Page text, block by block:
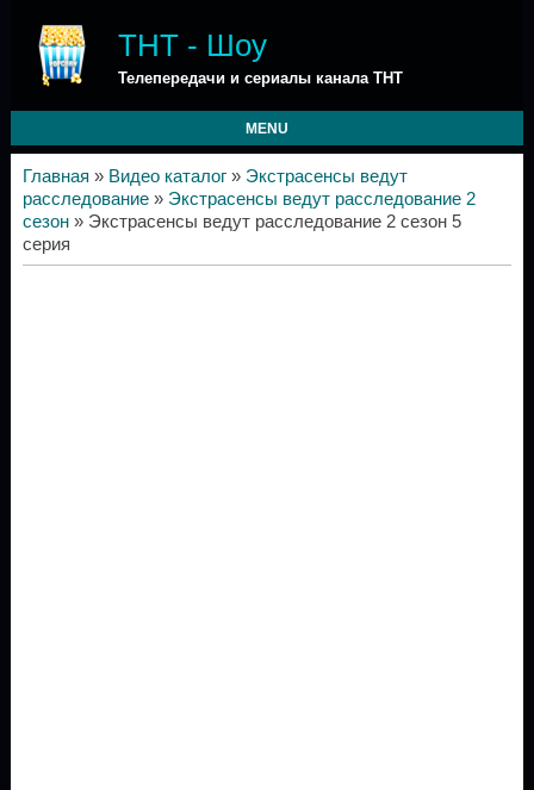
ТНТ - Шоу
Телепередачи и сериалы канала ТНТ
MENU
Главная » Видео каталог» Экстрасенсы ведут
расследование» Экстрасенсы ведут расследование 2
сезон» Экстрасенсы ведут расследование 2 сезон 5
серия